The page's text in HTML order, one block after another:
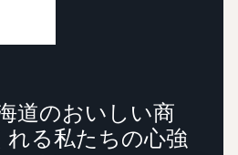
道のおいしい商
れる私たちの心強